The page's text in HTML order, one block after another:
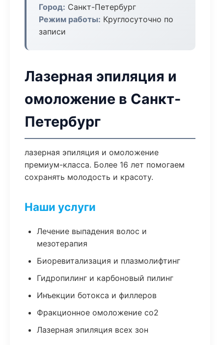
Город: Санкт-Петербург
Режим работы: Круглосуточно по
записи
Лазерная эпиляция и
омоложение в Санкт-
Петербург
лазерная эпиляция и омоложение
премиум-класса. Более 16 лет помогаем
сохранять молодость и красоту.
Наши услуги
Лечение выпадения волос и
мезотерапия
Биоревитализация и плазмолифтинг
Гидропилинг и карбоновый пилинг
Инъекции ботокса и филлеров
Фракционное омоложение co2
Лазерная эпиляция всех зон